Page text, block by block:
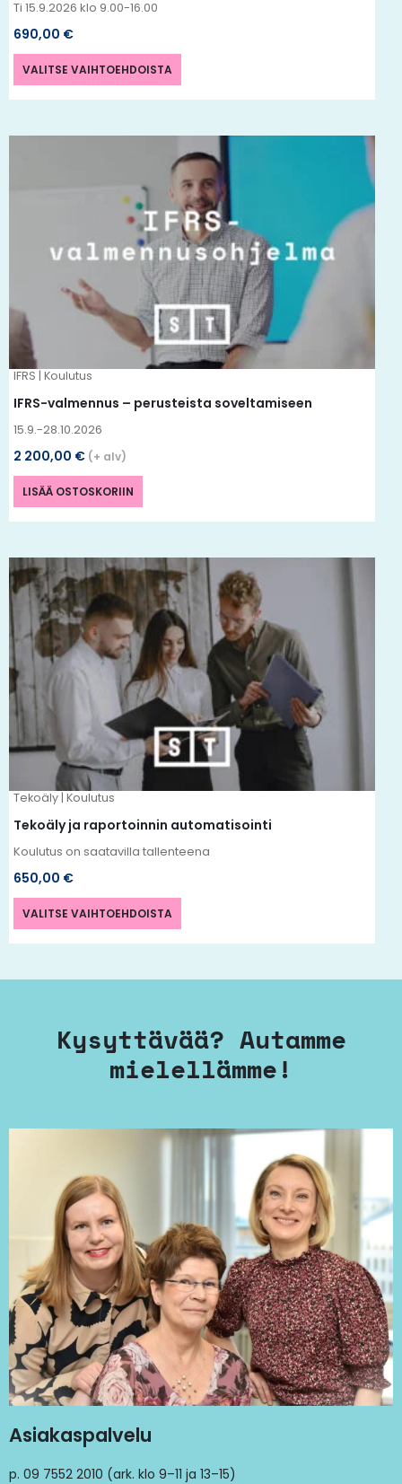
Ti 15.9.2026 klo 9.00-16.00
690,00 €
VALITSE VAIHTOEHDOISTA
IFRS | Koulutus
IFRS-valmennus – perusteista soveltamiseen
15.9.-28.10.2026
2 200,00 € (+ alv)
LISÄÄ OSTOSKORIIN
Tekoäly | Koulutus
Tekoäly ja raportoinnin automatisointi
Koulutus on saatavilla tallenteena
650,00 €
VALITSE VAIHTOEHDOISTA
Tällä
tuotteella
on
useampi
muunnelma.
Voit
tehdä
valinnat
tuotteen
Kysyttävää? Autamme
mielellämme!
Asiakaspalvelu
p. 09 7552 2010 (ark. klo 9–11 ja 13–15)